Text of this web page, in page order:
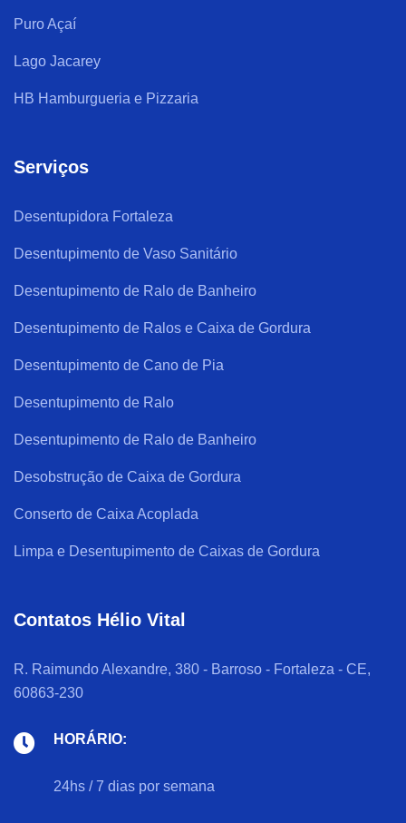
Puro Açaí
Lago Jacarey
HB Hamburgueria e Pizzaria
Serviços
Desentupidora Fortaleza
Desentupimento de Vaso Sanitário
Desentupimento de Ralo de Banheiro
Desentupimento de Ralos e Caixa de Gordura
Desentupimento de Cano de Pia
Desentupimento de Ralo
Desentupimento de Ralo de Banheiro
Desobstrução de Caixa de Gordura
Conserto de Caixa Acoplada
Limpa e Desentupimento de Caixas de Gordura
Contatos Hélio Vital
R. Raimundo Alexandre, 380 - Barroso - Fortaleza - CE,
60863-230
HORÁRIO:
24hs / 7 dias por semana